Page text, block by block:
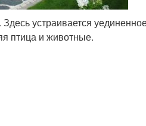
устраивается
птица и животные.